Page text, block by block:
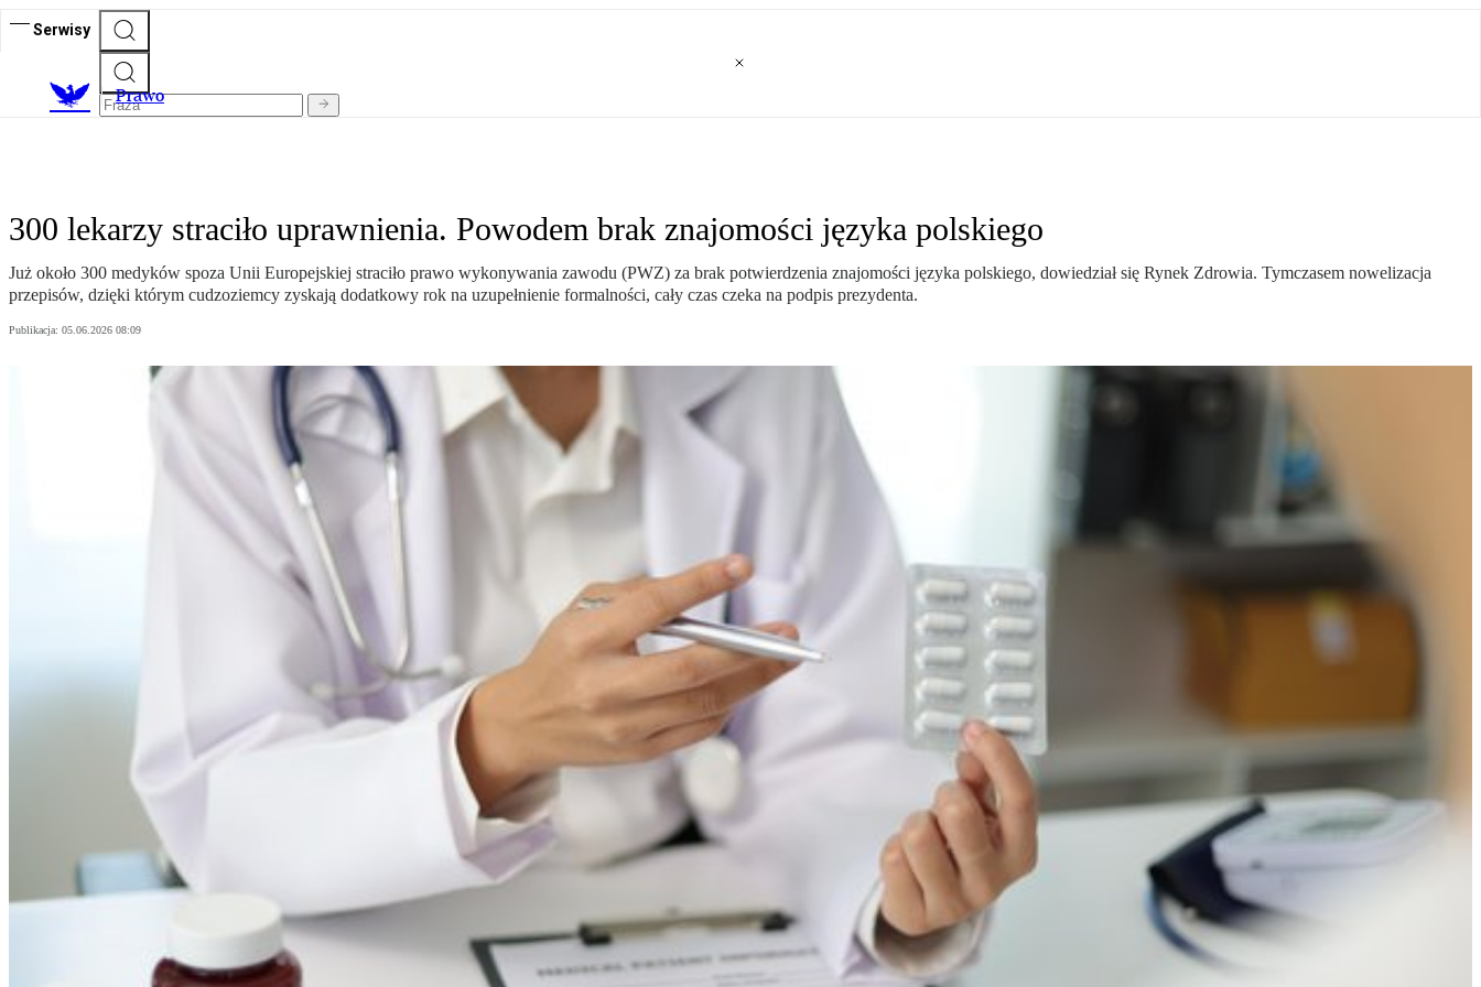
Serwisy
Prawo
300 lekarzy straciło uprawnienia. Powodem brak znajomości języka polskiego
Już około 300 medyków spoza Unii Europejskiej straciło prawo wykonywania zawodu (PWZ) za brak potwierdzenia znajomości języka polskiego, dowiedział się Rynek Zdrowia. Tymczasem nowelizacja
przepisów, dzięki którym cudzoziemcy zyskają dodatkowy rok na uzupełnienie formalności, cały czas czeka na podpis prezydenta.
Publikacja: 05.06.2026 08:09